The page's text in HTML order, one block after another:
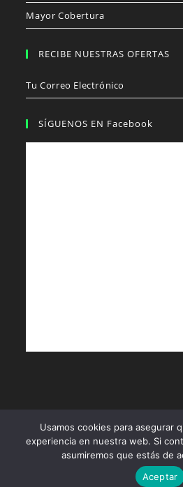
Mayor Cobertura
RECIBE NUESTRAS OFERTAS
Tu Correo Electrónico
SÍGUENOS EN Facebook
Política de Cookies Política de
ÁBACO Productos &
Usamos cookies para asegurar
experiencia en nuestra web. Si
asumiremos que estás de
Aceptar